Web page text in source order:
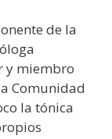
de la
y miembro
Comunidad
la tónica